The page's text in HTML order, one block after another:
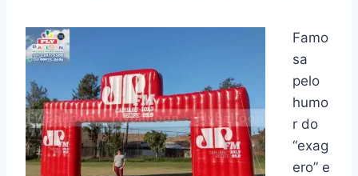
Famo
sa
pelo
humo
r do
“exag
ero” e